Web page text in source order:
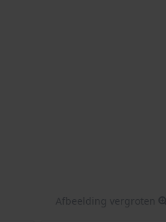
Afbeelding vergroten